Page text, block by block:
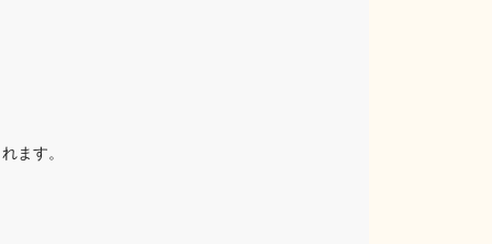
ます。